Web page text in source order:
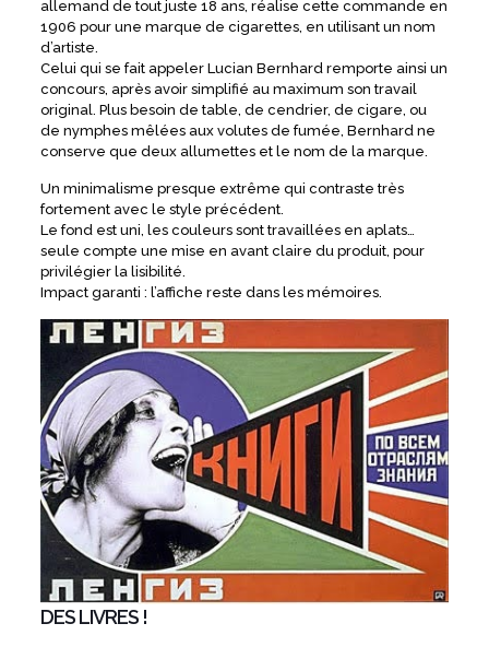
allemand de tout juste 18 ans, réalise cette commande en
1906 pour une marque de cigarettes, en utilisant un nom
d’artiste.
Celui qui se fait appeler Lucian Bernhard remporte ainsi un
concours, après avoir simplifié au maximum son travail
original. Plus besoin de table, de cendrier, de cigare, ou
de nymphes mêlées aux volutes de fumée, Bernhard ne
conserve que deux allumettes et le nom de la marque.
Un minimalisme presque extrême qui contraste très
fortement avec le style précédent.
Le fond est uni, les couleurs sont travaillées en aplats…
seule compte une mise en avant claire du produit, pour
privilégier la lisibilité.
Impact garanti : l’affiche reste dans les mémoires.
DES LIVRES !